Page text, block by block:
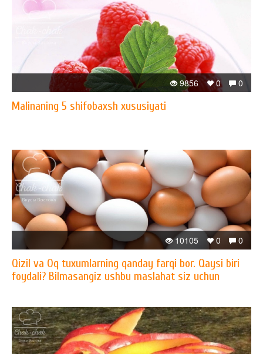
0
0
9856
Malinaning 5 shifobaxsh xususiyati
0
0
10105
Qizil va Oq tuxumlarning qanday farqi bor. Qaysi biri
foydali? Bilmasangiz ushbu maslahat siz uchun